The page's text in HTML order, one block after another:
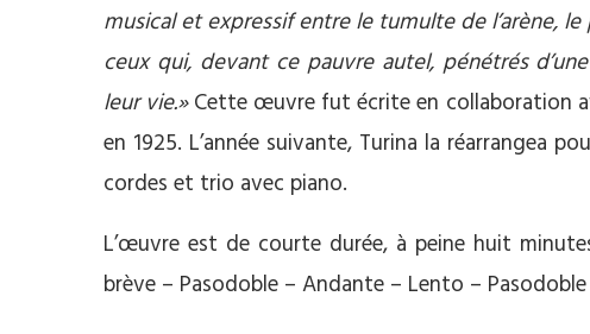
musical et expressif entre le tumulte de l’arène,
ceux qui, devant ce pauvre autel, pénétrés
leur vie.»Cette œuvre fut écrite en collaboration
en 1925. L’année suivante, Turina la réarrangea
cordes et trio avec piano.
L’œuvre est de courte durée, à peine huit
brève – Pasodoble – Andante – Lento –